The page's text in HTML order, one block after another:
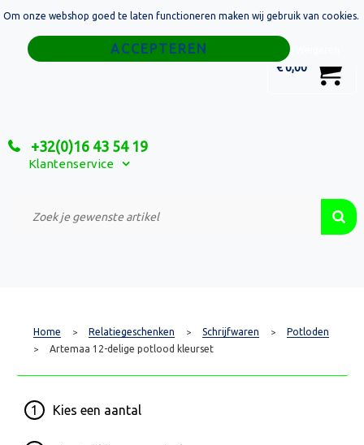
€ 0,00
+32(0)16 43 54 19
Klantenservice
Home
Relatiegeschenken
Custom Made Projecten
Home > Relatiegeschenken > Schrijfwaren > Potloden
> Artemaa 12-delige potlood kleurset
1 Kies een aantal
Om onze webshop goed te laten functioneren maken wij gebruik van cookies.